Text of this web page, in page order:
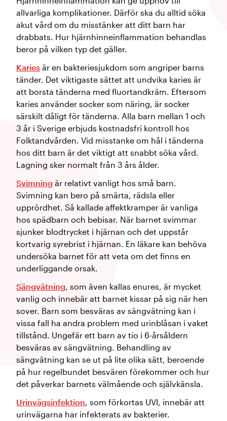
allvarliga komplikationer. Därför ska du alltid söka
akut vård om du misstänker att ditt barn har
drabbats. Hur hjärnhinneinflammation behandlas
beror på vilken typ det gäller.
Karies är en bakteriesjukdom som angriper barns
tänder. Det viktigaste sättet att undvika karies är
att borsta tänderna med fluortandkräm. Eftersom
karies använder socker som näring, är socker
särskilt dåligt för tänderna. Alla barn mellan 1 och
3 år i Sverige erbjuds kostnadsfri kontroll hos
Folktandvården. Vid misstanke om hål i tänderna
hos ditt barn är det viktigt att snabbt söka vård.
Lagning sker normalt från 3 års ålder.
Svimning är relativt vanligt hos små barn.
Svimning kan bero på smärta, rädsla eller
upprördhet. Så kallade affektkramper är vanliga
hos spädbarn och bebisar. När barnet svimmar
sjunker blodtrycket i hjärnan och det uppstår
kortvarig syrebrist i hjärnan. En läkare kan behöva
undersöka barnet för att veta om det finns en
underliggande orsak.
Sängvätning, som även kallas enures, är mycket
vanlig och innebär att barnet kissar på sig när hen
sover. Barn som besväras av sängvätning kan i
vissa fall ha andra problem med urinblåsan i vaket
tillstånd. Ungefär ett barn av tio i 6-årsåldern
besväras av sängvätning. Behandling av
sängvätning kan se ut på lite olika sätt, beroende
på hur regelbundet besvären förekommer och hur
det påverkar barnets välmående och självkänsla.
Urinvägsinfektion, som förkortas UVI, innebär att
urinvägarna har infekterats av bakterier.